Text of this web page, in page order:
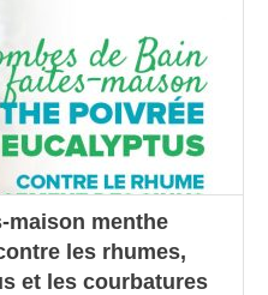
maison menthe
les rhumes,
et les courbatures